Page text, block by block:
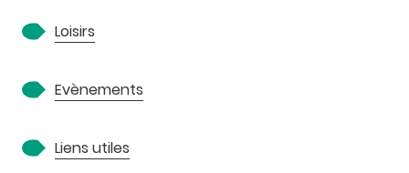
Loisirs
Evènements
Liens utiles